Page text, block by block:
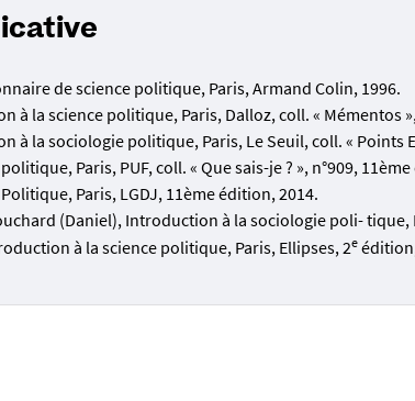
de science politique, Paris, Armand Colin, 1996.
à la science politique, Paris, Dalloz, coll. « Mémentos
à la sociologie politique, Paris, Le Seuil, coll. « Points
Paris, PUF, coll. « Que sais-je ? », n°909,
Paris, LGDJ, 11ème édition, 2014.
(Daniel), Introduction à la sociologie poli-
à la science politique, Paris, Ellipses, 2e